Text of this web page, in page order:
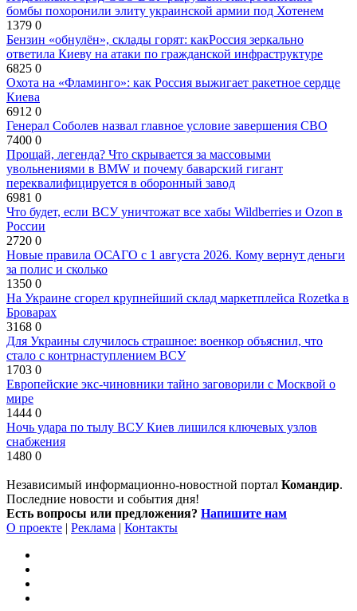
бомбы похоронили элиту украинской армии под Хотенем
1379 0
Бензин «обнулён», склады горят: какРоссия зеркально
ответила Киеву на атаки по гражданской инфраструктуре
6825 0
Охота на «Фламинго»: как Россия выжигает ракетное сердце
Киева
6912 0
Генерал Соболев назвал главное условие завершения СВО
7400 0
Прощай, легенда? Что скрывается за массовыми
увольнениями в BMW и почему баварский гигант
переквалифицируется в оборонный завод
6981 0
Что будет, если ВСУ уничтожат все хабы Wildberries и Ozon в
России
2720 0
Новые правила ОСАГО с 1 августа 2026. Кому вернут деньги
за полис и сколько
1350 0
На Украине сгорел крупнейший склад маркетплейса Rozetka в
Броварах
3168 0
Для Украины случилось страшное: военкор объяснил, что
стало с контрнаступлением ВСУ
1703 0
Европейские экс-чиновники тайно заговорили с Москвой о
мире
1444 0
Ночь удара по тылу ВСУ Киев лишился ключевых узлов
снабжения
1480 0
Независимый информационно-новостной портал Командир.
Последние новости и события дня!
Есть вопросы или предложения? Напишите нам
О проекте | Реклама | Контакты